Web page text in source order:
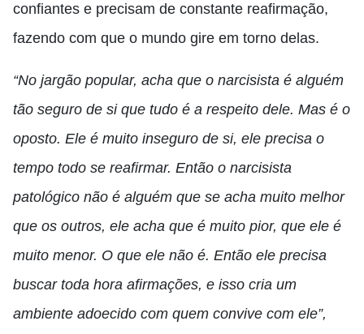
confiantes e precisam de constante reafirmação,
fazendo com que o mundo gire em torno delas.
“No jargão popular, acha que o narcisista é alguém
tão seguro de si que tudo é a respeito dele. Mas é o
oposto. Ele é muito inseguro de si, ele precisa o
tempo todo se reafirmar. Então o narcisista
patológico não é alguém que se acha muito melhor
que os outros, ele acha que é muito pior, que ele é
muito menor. O que ele não é. Então ele precisa
buscar toda hora afirmações, e isso cria um
ambiente adoecido com quem convive com ele”,